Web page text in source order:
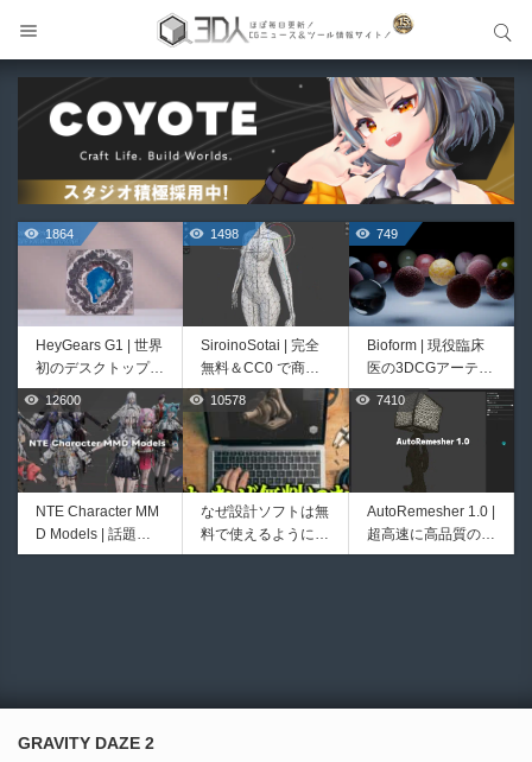
1864
HeyGears G1 | 世界
初のデスクトップ型
フルカラー3D＆UV
統合型プリンターが
登場！
1498
SiroinoSotai | 完全
無料＆CC0 で商用
利用OKなVRChat向
け共通素体3Dモデ
ルが正式リリース！
程よいポリ数＆トポ
ロジーにも注目！
749
Bioform | 現役臨床
医の3DCGアーティ
ストが実際の解剖学
に基づいて構築した
プロシージャルな生
物学的Blenderマテ
リアルアセットアド
オン！無料お試し版
もあるよ！
579
cvELD Schematic V
iew | Softimageライ
クかつNukeの利便
481
Unityエフェクトレ
シピブック パーツ
を組み合わせて作れ
12600
NTE Character MM
D Models | 話題の
ゲーム『NTE（Nev
10578
なぜ設計ソフトは無
料で使えるようにな
ったのか──3D-CA
7410
AutoRemesher 1.0 |
超高速に高品質のク
ワッドポリゴンでリ
能な伸縮式ライトセ
GRAVITY DAZE 2
サイト内検索